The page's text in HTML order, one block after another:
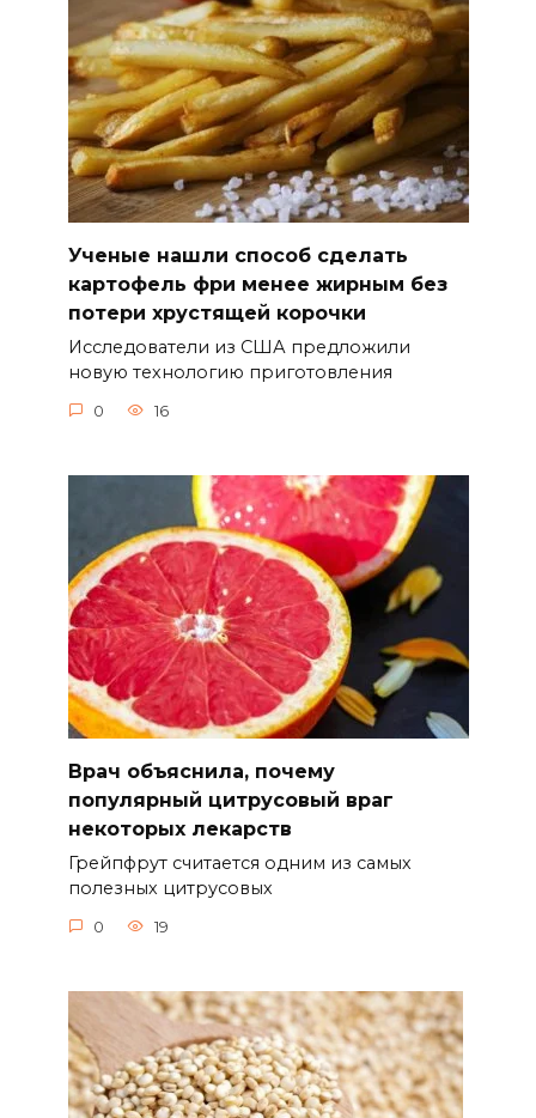
Ученые нашли способ сделать
картофель фри менее жирным без
потери хрустящей корочки
Исследователи из США предложили
новую технологию приготовления
0 16
Врач объяснила, почему
популярный цитрусовый враг
некоторых лекарств
Грейпфрут считается одним из самых
полезных цитрусовых
0 19